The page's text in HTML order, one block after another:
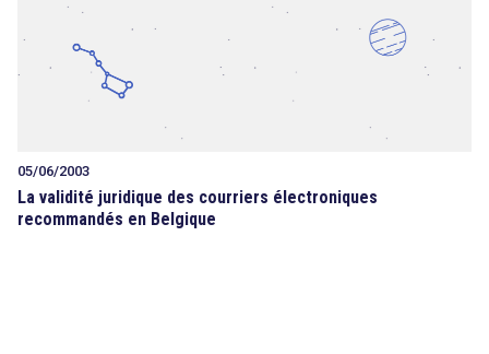
05/06/2003
La validité juridique des courriers électroniques
recommandés en Belgique